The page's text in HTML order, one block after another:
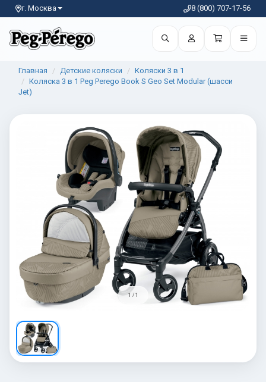
г. Москва 8 (800) 707-17-56
Главная Детские коляски
Коляски 3 в 1
Коляска 3 в 1 Peg Perego Book S Geo Set Modular (шасси
Jet)
1 / 1